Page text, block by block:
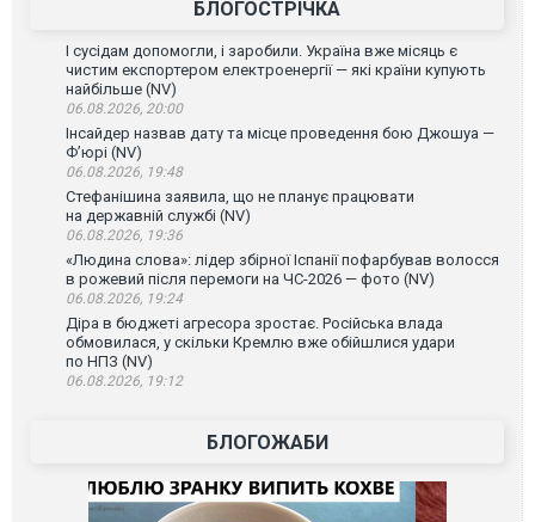
БЛОГОСТРІЧКА
І сусідам допомогли, і заробили. Україна вже місяць є
чистим експортером електроенергії — які країни купують
найбільше (NV)
06.08.2026, 20:00
Інсайдер назвав дату та місце проведення бою Джошуа —
Ф’юрі (NV)
06.08.2026, 19:48
Стефанішина заявила, що не планує працювати
на державній службі (NV)
06.08.2026, 19:36
«Людина слова»: лідер збірної Іспанії пофарбував волосся
в рожевий після перемоги на ЧС-2026 — фото (NV)
06.08.2026, 19:24
Діра в бюджеті агресора зростає. Російська влада
обмовилася, у скільки Кремлю вже обійшлися удари
по НПЗ (NV)
06.08.2026, 19:12
БЛОГОЖАБИ